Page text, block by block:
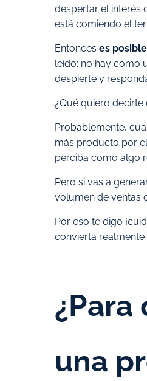
despertar el interés
está comiendo el
Entonces es
leído: no hay como
despierte y
¿Qué quiero
Probablemente,
más producto por
perciba como algo
Pero si vas a
volumen de ventas
Por eso te digo
convierta
una